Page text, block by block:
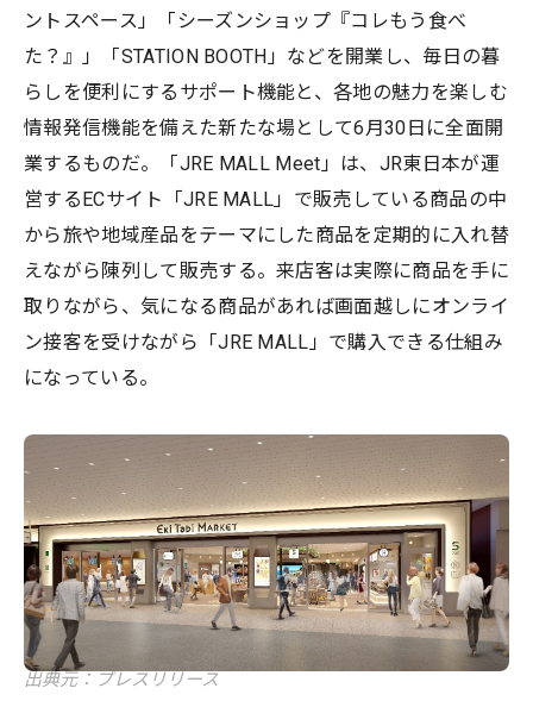
ントスペース」「シーズンショップ『コレもう食べ
た？』」「STATION BOOTH」などを開業し、毎日の暮
らしを便利にするサポート機能と、各地の魅力を楽しむ
情報発信機能を備えた新たな場として6月30日に全面開
業するものだ。「JRE MALL Meet」は、JR東日本が運
営するECサイト「JRE MALL」で販売している商品の中
から旅や地域産品をテーマにした商品を定期的に入れ替
えながら陳列して販売する。来店客は実際に商品を手に
取りながら、気になる商品があれば画面越しにオンライ
ン接客を受けながら「JRE MALL」で購入できる仕組み
になっている。
出典元：プレスリリース